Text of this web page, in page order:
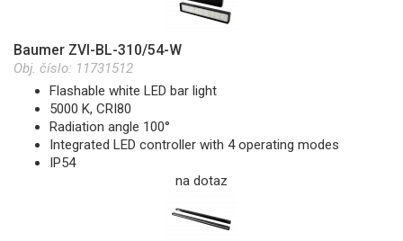
Baumer ZVI-BL-310/54-W
Obj. číslo: 11731512
Flashable white LED bar light
5000 K, CRI80
Radiation angle 100°
Integrated LED controller with 4 operating modes
IP54
na dotaz